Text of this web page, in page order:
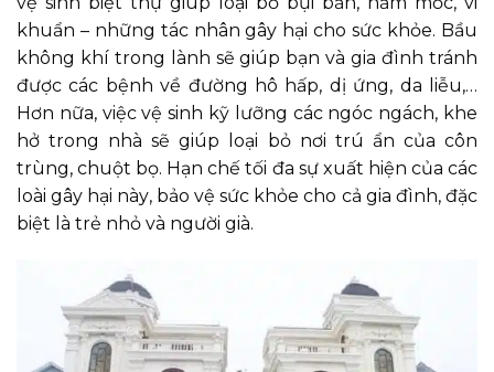
khuẩn – những tác nhân gây hại cho sức khỏe. Bầu
không khí trong lành sẽ giúp bạn và gia đình tránh
được các bệnh về đường hô hấp, dị ứng, da liễu,…
Hơn nữa, việc vệ sinh kỹ lưỡng các ngóc ngách, khe
hở trong nhà sẽ giúp loại bỏ nơi trú ẩn của côn
trùng, chuột bọ. Hạn chế tối đa sự xuất hiện của các
loài gây hại này, bảo vệ sức khỏe cho cả gia đình, đặc
biệt là trẻ nhỏ và người già.